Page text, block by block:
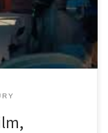
jedno jest […]